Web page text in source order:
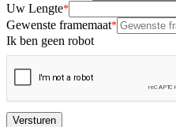
Uw Lengte
Gewenste framemaat
Ik ben geen robot
Versturen